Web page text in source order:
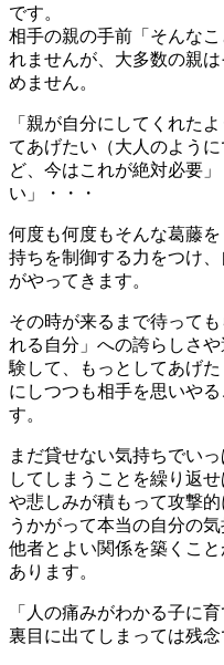
です。
相手の親の手前「そんな
れませんが、大多数の親
めません。
「親が自分にしてくれた
てあげたい（大人のよう
ど、今はこれが絶対必要
い」・・・
何度も何度もそんな葛藤
持ちを制御する力をつけ
がやってきます。
その時が来るまで待って
れる自分」への誇らしさ
験して、もっとしてあげ
にしつつも相手を思いや
す。
まだ貸せない気持ちでい
してしまうことを繰り返
や悲しみが積もって攻撃
うかがって本当の自分の
他者とよい関係を築くこ
あります。
「人の痛みがわかる子に
裏目に出てしまっては残念